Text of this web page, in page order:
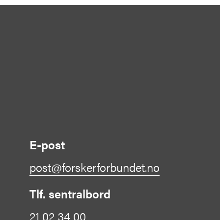
E-post
post@forskerforbundet.no
Tlf. sentralbord
21 02 34 00